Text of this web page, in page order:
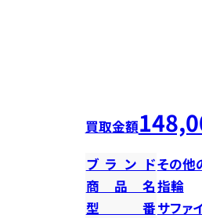
買取金額
ブランドその他
商品名指輪
型番サファ